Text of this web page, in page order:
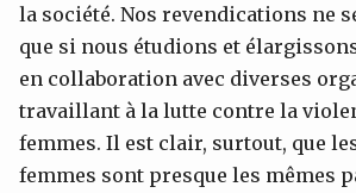
la société. Nos revendications ne
que si nous étudions et
en collaboration avec diverses
travaillant à la lutte contre la
femmes. Il est clair, surtout, que
femmes sont presque les mêmes